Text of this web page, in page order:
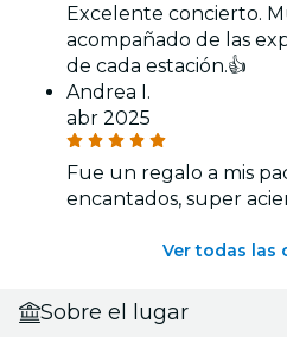
Excelente concierto.
acompañado de las
de cada estación.👍
Andrea I.
abr 2025
Fue un regalo a mis
encantados, super
Ver todas las
Sobre el lugar